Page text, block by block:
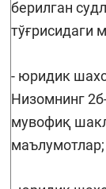
берилган
тўғрисидаги
- юридик
Низомнинг
мувофиқ
маълумотлар;